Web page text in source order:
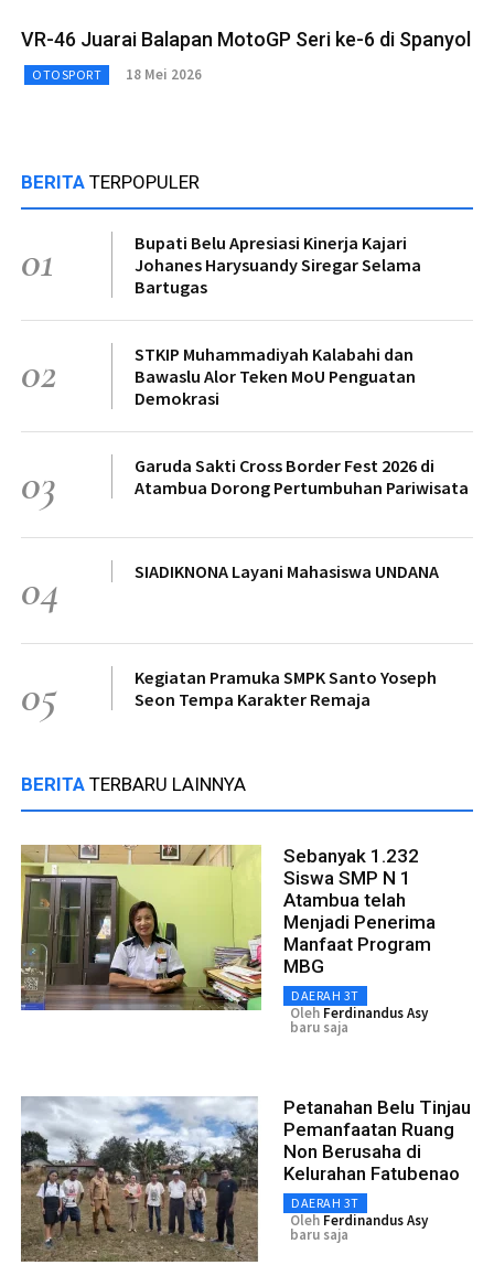
VR-46 Juarai Balapan MotoGP Seri ke-6 di Spanyol
OTOSPORT 18 Mei 2026
BERITA TERPOPULER
01
Bupati Belu Apresiasi Kinerja Kajari
Johanes Harysuandy Siregar Selama
Bartugas
02
STKIP Muhammadiyah Kalabahi dan
Bawaslu Alor Teken MoU Penguatan
Demokrasi
03
Garuda Sakti Cross Border Fest 2026 di
Atambua Dorong Pertumbuhan Pariwisata
04 SIADIKNONA Layani Mahasiswa UNDANA
05
Kegiatan Pramuka SMPK Santo Yoseph
Seon Tempa Karakter Remaja
BERITA TERBARU LAINNYA
Sebanyak 1.232
Siswa SMP N 1
Atambua telah
Menjadi Penerima
Manfaat Program
MBG
DAERAH 3T
Oleh Ferdinandus Asy
baru saja
Petanahan Belu Tinjau
Pemanfaatan Ruang
Non Berusaha di
Kelurahan Fatubenao
DAERAH 3T
Oleh Ferdinandus Asy
baru saja